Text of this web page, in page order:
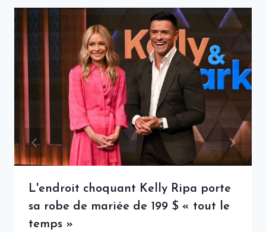
L'endroit choquant Kelly Ripa porte
sa robe de mariée de 199 $ « tout le
temps »